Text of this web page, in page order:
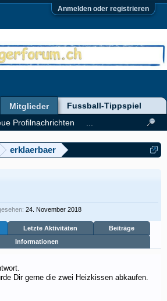
Anmelden oder registrieren
erklaerbaer
24. November 2018
Letzte Aktivitäten
Beiträge
Informationen
Dir gerne die zwei Heizkissen abkaufen.
Mitglieder
Profilnachrichten
Fussball-Tippspiel